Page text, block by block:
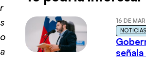
r
s
o
a
16 DE
NOTICIAS